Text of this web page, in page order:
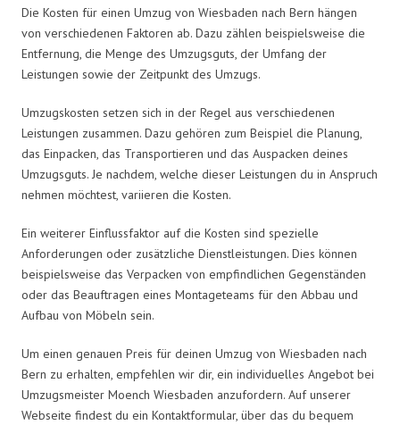
Die Kosten für einen Umzug von Wiesbaden nach Bern hängen
von verschiedenen Faktoren ab. Dazu zählen beispielsweise die
Entfernung, die Menge des Umzugsguts, der Umfang der
Leistungen sowie der Zeitpunkt des Umzugs.
Umzugskosten setzen sich in der Regel aus verschiedenen
Leistungen zusammen. Dazu gehören zum Beispiel die Planung,
das Einpacken, das Transportieren und das Auspacken deines
Umzugsguts. Je nachdem, welche dieser Leistungen du in Anspruch
nehmen möchtest, variieren die Kosten.
Ein weiterer Einflussfaktor auf die Kosten sind spezielle
Anforderungen oder zusätzliche Dienstleistungen. Dies können
beispielsweise das Verpacken von empfindlichen Gegenständen
oder das Beauftragen eines Montageteams für den Abbau und
Aufbau von Möbeln sein.
Um einen genauen Preis für deinen Umzug von Wiesbaden nach
Bern zu erhalten, empfehlen wir dir, ein individuelles Angebot bei
Umzugsmeister Moench Wiesbaden anzufordern. Auf unserer
Webseite findest du ein Kontaktformular, über das du bequem